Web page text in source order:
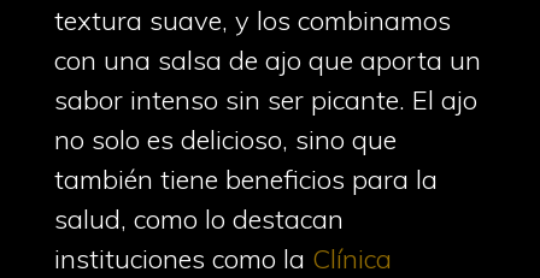
textura suave, y los combinamos
con una salsa de ajo que aporta un
sabor intenso sin ser picante. El ajo
no solo es delicioso, sino que
también tiene beneficios para la
salud, como lo destacan
instituciones como la Clínica